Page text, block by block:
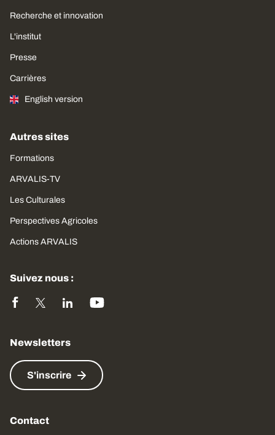
Recherche et innovation
L'institut
Presse
Carrières
English version
Autres sites
Formations
ARVALIS-TV
Les Culturales
Perspectives Agricoles
Actions ARVALIS
Suivez nous :
Newsletters
S'inscrire
Contact